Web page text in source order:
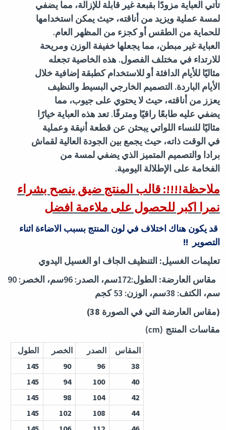
تأتي العباية مزودًا بقبعة غير قابلة للإزالة، مما يضفي
لمسة عملية ويزيد من أناقته، حيث يمكن استخدامها
للحماية من الطقس أو كجزء من المظهر العام.
العباية غير مبطن، مما يجعلها خفيفة الوزن ومريحة
للارتداء في مختلف الفصول. هذه الخاصية تجعله
مثاليًا للأيام الدافئة أو للاستخدام كطبقة إضافية خلال
الأيام الباردة. التصميم الخارجي البسيط والنظيف
يعزز من أناقته، حيث لا يحتوي على جيوب، مما
يضفي عليه طابعًا راقيًا ومترفًا. تعد هذه العباية خيارًا
مثاليًا للنساء اللواتي يبحثن عن قطعة أنيقة وعملية
في الوقت ذاته، حيث يجمع بين الجودة العالية لقماش
برادا والتصميم المتميز الذي يضفي لمسة من
الفخامة على الإطلالة اليومية.
ملاحظة!!!!: قالب المنتج ضيق ينصح بشراء
نمرا اكبر للحصول على ملاءمة افضل
قد يكون هناك اختلاف في لون المنتج بسبب الاضاءة اثناء
التصوير
!!
تعليمات الغسيل: التنظيف الجاف او الغسيل اليدوي
مقاس العارضة:
الطول:172سم، الصدر: 96سم، الخصر: 90
سم، الكتف: 38سم، الوزن: 53 كجم
(مقاس العارضة التي في الصورة 38 )
مقاسات المنتج (cm)
المقاس الصدر الخصر
الطول
96
90
40
100
94
104
44